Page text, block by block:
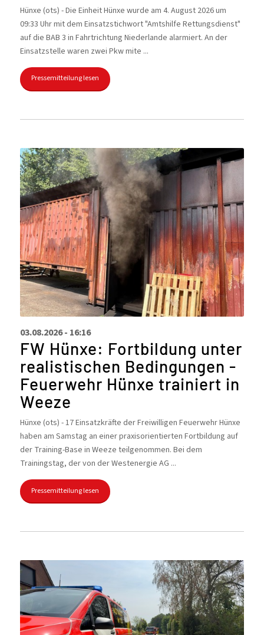
Hünxe (ots) - Die Einheit Hünxe wurde am 4. August 2026 um
09:33 Uhr mit dem Einsatzstichwort "Amtshilfe Rettungsdienst"
auf die BAB 3 in Fahrtrichtung Niederlande alarmiert. An der
Einsatzstelle waren zwei Pkw mite ...
Pressemitteilung lesen
03.08.2026 - 16:16
FW Hünxe: Fortbildung unter
realistischen Bedingungen -
Feuerwehr Hünxe trainiert in
Weeze
Hünxe (ots) - 17 Einsatzkräfte der Freiwilligen Feuerwehr Hünxe
haben am Samstag an einer praxisorientierten Fortbildung auf
der Training-Base in Weeze teilgenommen. Bei dem
Trainingstag, der von der Westenergie AG ...
Pressemitteilung lesen